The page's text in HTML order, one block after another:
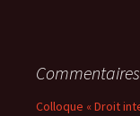
Colloque « Droit